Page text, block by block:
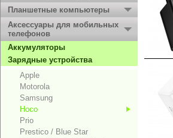
Планшетные компьютеры
Аксессуары для мобильных
телефонов
Aккумуляторы
Зарядные устройства
Apple
Motorola
Samsung
Hoco
Prio
Prestico / Blue Star